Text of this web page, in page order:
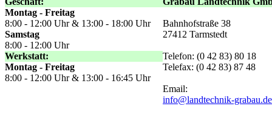
Montag - Freitag
8:00 - 12:00 Uhr & 13:00 - 18:00 Uhr
Samstag
8:00 - 12:00 Uhr
Werkstatt:
Montag - Freitag
8:00 - 12:00 Uhr & 13:00 - 16:45 Uhr
Bahnhofstraße 38
27412 Tarmstedt
Telefon: (0 42 83) 80 18
Telefax: (0 42 83) 87 48
Email:
info@landtechnik-grabau.de